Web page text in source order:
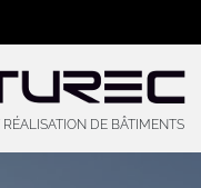
DE BÂTIMENTS